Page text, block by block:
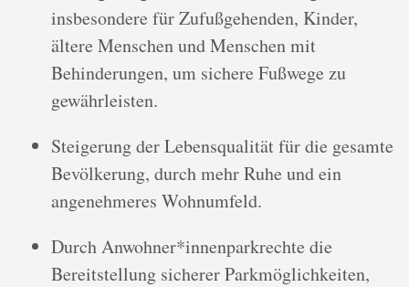
insbesondere für Zufußgehenden, Kinder,
ältere Menschen und Menschen mit
Behinderungen, um sichere Fußwege zu
gewährleisten.
Steigerung der Lebensqualität für die gesamte
Bevölkerung, durch mehr Ruhe und ein
angenehmeres Wohnumfeld.
Durch Anwohner*innenparkrechte die
Bereitstellung sicherer Parkmöglichkeiten,